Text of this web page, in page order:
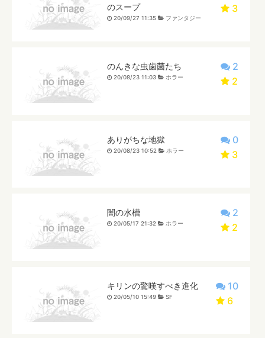
3
のスープ
20/09/27 11:35 ファンタジー
2
2
のんきな虫歯菌たち
20/08/23 11:03 ホラー
0
3
ありがちな地獄
20/08/23 10:52 ホラー
2
2
闇の水槽
20/05/17 21:32 ホラー
10
6
キリンの驚嘆すべき進化
20/05/10 15:49 SF